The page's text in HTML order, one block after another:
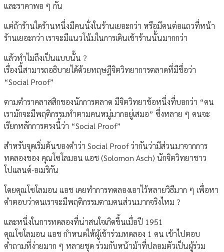
และราคาพอ ๆ กัน
แต่ถ้าร้านใดร้านหนึ่งมีคนนั่งในร้านเยอะกว่า หรือมีคนต่อแถวที่หน้า
ร้านเยอะกว่า เราจะมีแนวโน้มในการเดินเข้าร้านนั้นมากกว่า
แล้วทำไมถึงเป็นแบบนั้น ?
เรื่องนี้สามารถอธิบายได้ด้วยทฤษฎีจิตวิทยาการตลาดที่มีชื่อว่า
“Social Proof”
ตามตำราคลาสสิกของนักการตลาด มีจิตวิทยาข้อหนึ่งที่บอกว่า “คน
เรามักจะมีพฤติกรรมทำตามคนหมู่มากอยู่เสมอ” ซึ่งหลาย ๆ คนจะ
เรียกหลักการตรงนี้ว่า “Social Proof”
สำหรับจุดเริ่มต้นของคำว่า Social Proof ว่ากันว่ามีส่วนมาจากการ
ทดลองของ คุณโซโลมอน แอช (Solomon Asch) นักจิตวิทยาชาว
โปแลนด์-อเมริกัน
โดยคุณโซโลมอน แอช เคยทำการทดลองเอาไว้หลายวิธีมาก ๆ เพื่อหา
คำตอบว่าคนเราจะมีพฤติกรรมตามคนส่วนมากจริงไหม ?
และหนึ่งในการทดลองที่น่าสนใจเกิดขึ้นเมื่อปี 1951
คุณโซโลมอน แอช กำหนดให้ผู้เข้าร่วมทดลอง 1 คน เข้าไปตอบ
คำถามที่ง่ายมาก ๆ หลายชุด ร่วมกับหน้าม้าที่ปลอมตัวเป็นผู้ร่วม